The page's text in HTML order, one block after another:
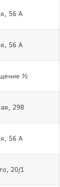
56 А
56 А
½
298
56 А
20/1